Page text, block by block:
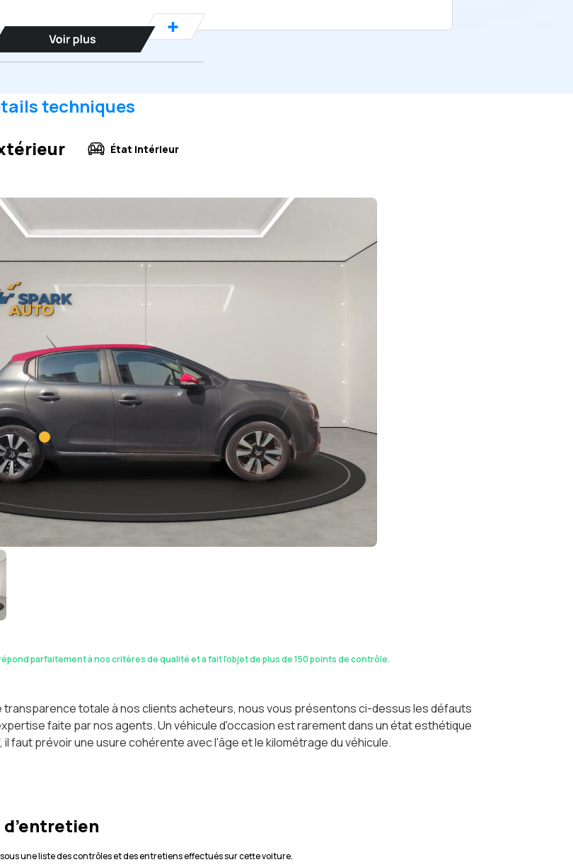
techniques
État intérieur
parfaitement à nos critères de qualité et a fait l'objet de plus de 150 points de contrôle.
transparence totale à nos clients acheteurs, nous vous présentons ci-dessus les défauts
faite par nos agents. Un véhicule d'occasion est rarement dans un état esthétique
il faut prévoir une usure cohérente avec l'âge et le kilométrage du véhicule.
une liste des contrôles et des entretiens effectués sur cette voiture.